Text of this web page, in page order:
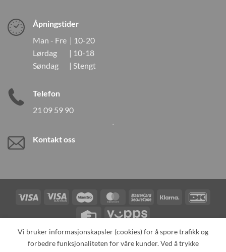
Åpningstider
Man - Fre | 10-20
Lørdag | 10-18
Søndag | Stengt
Telefon
21 09 59 90
Kontakt oss
Visa
Visa
Maestro MasterCardMasterCardKlarna
Credit
Vipps
TILBAKEKALLINGER KONTAKT OSS
OM OSS
Vi bruker informasjonskapsler (cookies) for å spore trafikk og
forbedre funksjonaliteten for våre kunder. Ved å trykke